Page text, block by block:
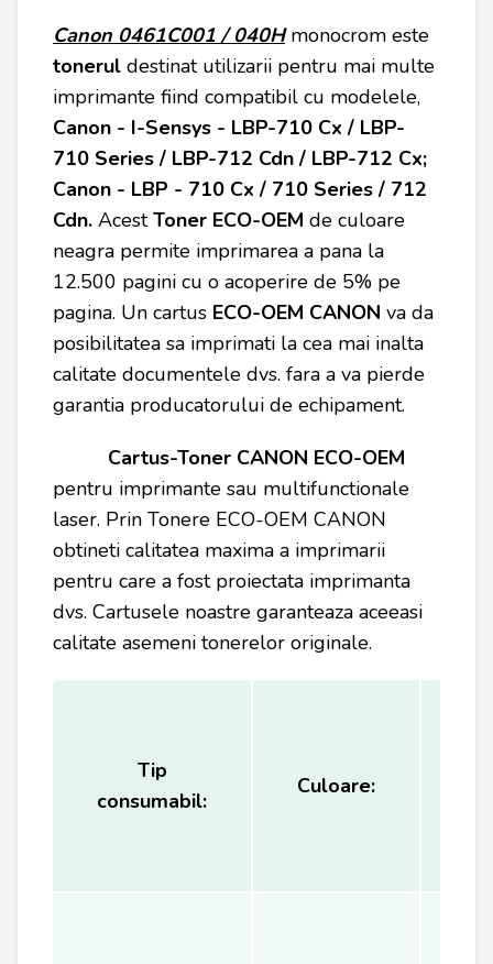
Canon 0461C001 / 040H monocrom este
tonerul destinat utilizarii pentru mai multe
imprimante fiind compatibil cu modelele,
Canon - I-Sensys - LBP-710 Cx / LBP-
710 Series / LBP-712 Cdn / LBP-712 Cx;
Canon - LBP - 710 Cx / 710 Series / 712
Cdn. AcestToner ECO-OEM de culoare
neagra permite imprimarea a pana la
12.500 pagini cu o acoperire de 5% pe
pagina. Un cartus ECO-OEM CANON va da
posibilitatea sa imprimati la cea mai inalta
calitate documentele dvs. fara a va pierde
garantia producatorului de echipament.
Cartus-Toner CANON ECO-OEM
pentru imprimante sau multifunctionale
laser. Prin Tonere ECO-OEM CANON
obtineti calitatea maxima a imprimarii
pentru care a fost proiectata imprimanta
dvs. Cartusele noastre garanteaza aceeasi
calitate asemeni tonerelor originale.
Tip
consumabil:
Culoare: